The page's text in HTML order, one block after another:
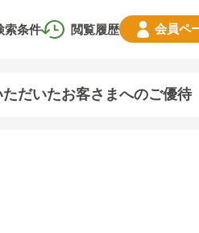
閲覧履歴
索条件 会員ペ
だいたお客さまへのご優待